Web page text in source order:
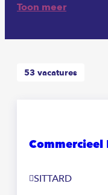
vooruitdenken. Of je
Toon meer
53 vacatures
SITTARD